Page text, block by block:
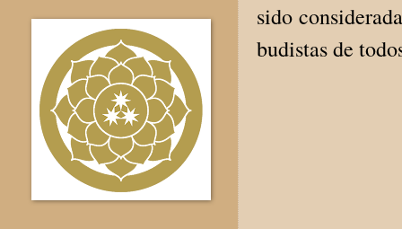
sido
budistas de